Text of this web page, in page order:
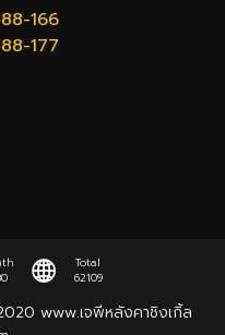
166
177
Total
62109
www.เจพีหลังคาชิงเกิ้ล